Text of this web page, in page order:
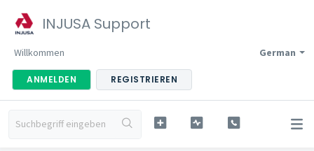
INJUSA Support
German
Willkommen
ANMELDEN REGISTRIEREN